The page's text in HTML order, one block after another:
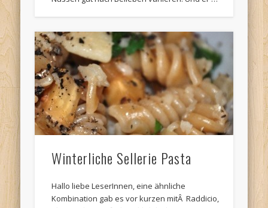
Winterliche Sellerie Pasta
Hallo liebe LeserInnen, eine ähnliche
Kombination gab es vor kurzen mitÂ Raddicio,